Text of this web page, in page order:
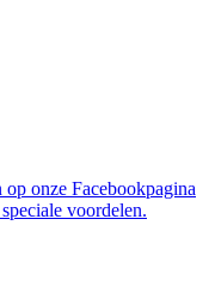
onze Facebookpagina
voordelen.